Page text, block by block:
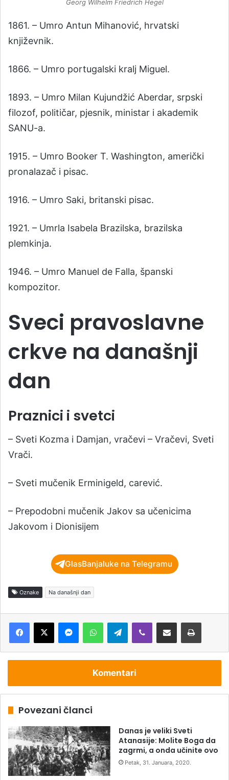
Georg Wilhelm Friedrich Hegel
1861. – Umro Antun Mihanović, hrvatski
književnik.
1866. – Umro portugalski kralj Miguel.
1893. – Umro Milan Kujundžić Aberdar, srpski
filozof, političar, pjesnik, ministar i akademik
SANU-a.
1915. – Umro Booker T. Washington, američki
pronalazač i pisac.
1916. – Umro Saki, britanski pisac.
1921. – Umrla Isabela Brazilska, brazilska
plemkinja.
1946. – Umro Manuel de Falla, španski
kompozitor.
Sveci pravoslavne
crkve na današnji
dan
Praznici i svetci
– Sveti Kozma i Damjan, vračevi – Vračevi, Sveti
Vrači.
– Sveti mučenik Erminigeld, carević.
– Prepodobni mučenik Jakov sa učenicima
Jakovom i Dionisijem
GlasBanjaluke na Telegramu
Oznake Na današnji dan
Telegram
Komentari
Povezani članci
Danas je veliki Sveti
Atanasije: Molite Boga da
zagrmi, a onda učinite ovo
Petak, 31. Januara, 2020.